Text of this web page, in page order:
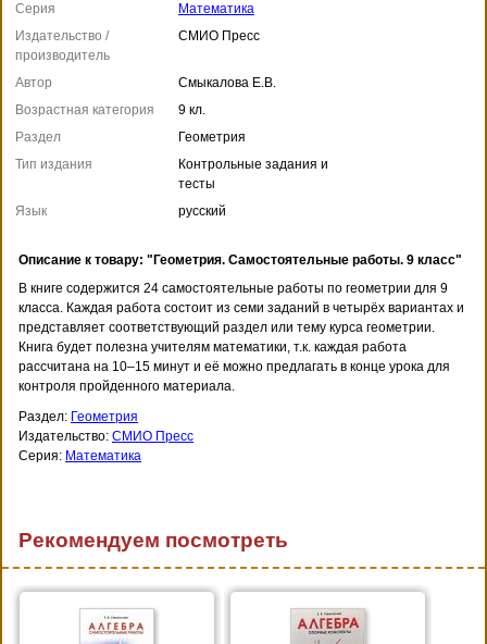
Серия
Математика
Издательство /
производитель
СМИО Пресс
Автор
Смыкалова Е.В.
Возрастная категория
9 кл.
Раздел
Геометрия
Тип издания
Контрольные задания и
тесты
Язык
русский
Описание к товару: "Геометрия. Самостоятельные работы. 9 класс"
В книге содержится 24 самостоятельные работы по геометрии для 9
класса. Каждая работа состоит из семи заданий в четырёх вариантах и
представляет соответствующий раздел или тему курса геометрии.
Книга будет полезна учителям математики, т.к. каждая работа
рассчитана на 10–15 минут и её можно предлагать в конце урока для
контроля пройденного материала.
Раздел: Геометрия
Издательство: СМИО Пресс
Серия: Математика
Рекомендуем посмотреть